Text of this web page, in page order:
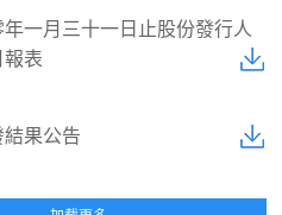
一月三十一日止股份發行人
報表
果公告